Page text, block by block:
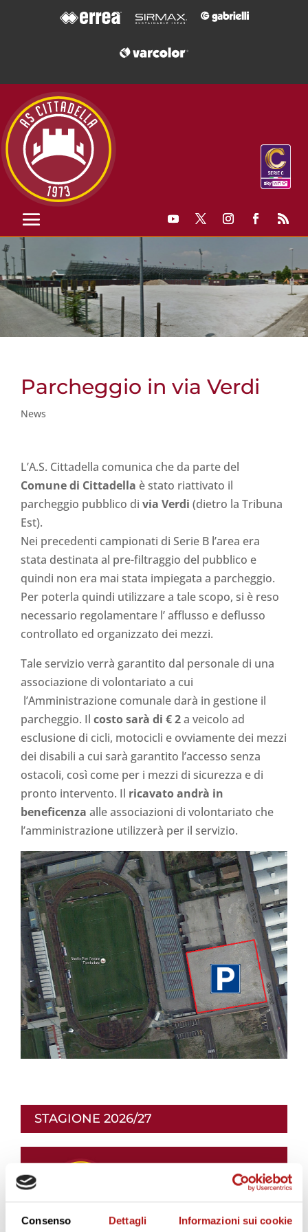
Consenso Dettagli Informazioni sui cookie
Parcheggio in via Verdi
News
L’A.S. Cittadella comunica che da parte del
Comune di Cittadella è stato riattivato il
parcheggio pubblico di via Verdi (dietro la Tribuna
Est).
Nei precedenti campionati di Serie B l’area era
stata destinata al pre-filtraggio del pubblico e
quindi non era mai stata impiegata a parcheggio.
Per poterla quindi utilizzare a tale scopo, si è reso
necessario regolamentare l’ afflusso e deflusso
controllato ed organizzato dei mezzi.
Tale servizio verrà garantito dal personale di una
associazione di volontariato a cui
l’Amministrazione comunale darà in gestione il
parcheggio. Il costo sarà di € 2a veicolo ad
esclusione di cicli, motocicli e ovviamente dei mezzi
dei disabili a cui sarà garantito l’accesso senza
ostacoli, così come per i mezzi di sicurezza e di
pronto intervento. Il ricavato andrà in
beneficenza alle associazioni di volontariato che
l’amministrazione utilizzerà per il servizio.
STAGIONE 2026/27